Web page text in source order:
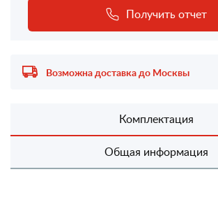
Получить отчет
Возможна доставка до Москвы
Комплектация
Общая информация